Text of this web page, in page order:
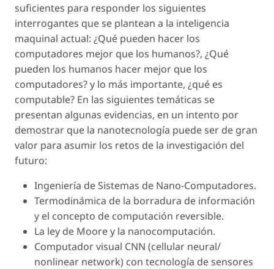
suficientes para responder los siguientes
interrogantes que se plantean a la inteligencia
maquinal actual: ¿Qué pueden hacer los
computadores mejor que los humanos?, ¿Qué
pueden los humanos hacer mejor que los
computadores? y lo más importante, ¿qué es
computable? En las siguientes temáticas se
presentan algunas evidencias, en un intento por
demostrar que la nanotecnología puede ser de gran
valor para asumir los retos de la investigación del
futuro:
Ingeniería de Sistemas de Nano-Computadores.
Termodinámica de la borradura de información
y el concepto de computación reversible.
La ley de Moore y la nanocomputación.
Computador visual CNN (cellular neural/
nonlinear network) con tecnología de sensores